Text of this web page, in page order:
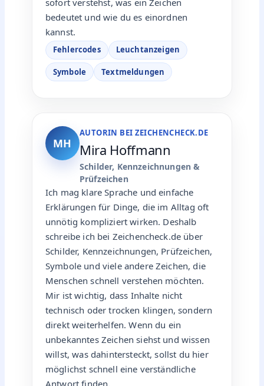
bedeutet und wie du es einordnen
kannst.
Fehlercodes Leuchtanzeigen
Symbole Textmeldungen
MH
AUTORIN BEI ZEICHENCHECK.DE
Mira Hoffmann
Schilder, Kennzeichnungen &
Prüfzeichen
Ich mag klare Sprache und einfache
Erklärungen für Dinge, die im Alltag oft
unnötig kompliziert wirken. Deshalb
schreibe ich bei Zeichencheck.de über
Schilder, Kennzeichnungen, Prüfzeichen,
Symbole und viele andere Zeichen, die
Menschen schnell verstehen möchten.
Mir ist wichtig, dass Inhalte nicht
technisch oder trocken klingen, sondern
direkt weiterhelfen. Wenn du ein
unbekanntes Zeichen siehst und wissen
willst, was dahintersteckt, sollst du hier
möglichst schnell eine verständliche